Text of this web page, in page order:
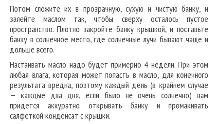
Потом сложите их в прозрачную, сухую и чистую банку, и
залейте маслом так, чтобы сверху осталось пустое
пространство. Плотно закройте банку крышкой, и поставьте
банку в солнечное место, где солнечные лучи бывают чаще и
дольше всего.
Настаивать масло надо будет примерно 4 недели. При этом
любая влага, которая может попасть в масло, для конечного
результата вредна, поэтому каждый день (в крайнем случае
— каждые два дня, если было не очень солнечно) вам
придется аккуратно открывать банку и промакивать
салфеткой конденсат с крышки.